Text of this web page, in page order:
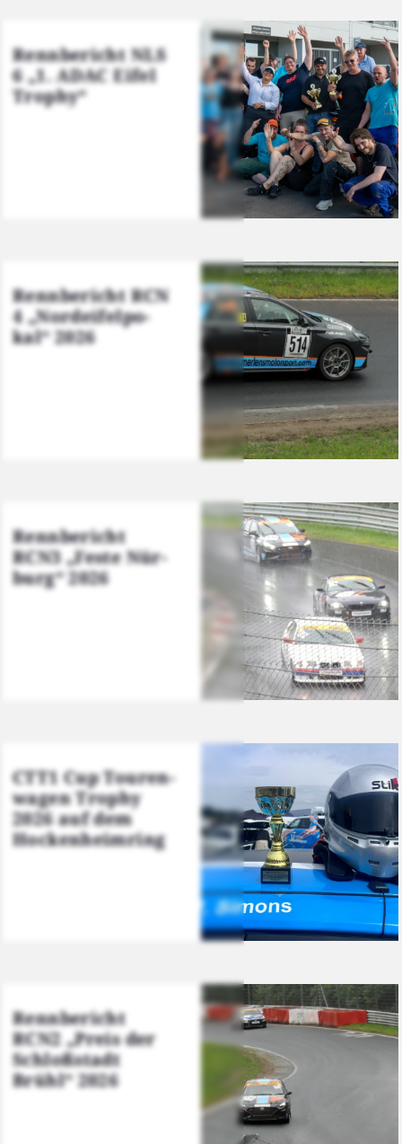
Renn­be­richt NLS
6 „1. ADAC Eifel
Tro­phy“
Renn­be­richt RCN
4 „Nord­ei­fel­po­
kal“ 2026
Renn­be­richt
RCN3 „Fes­te Nür­
burg“ 2026
CTT1 Cup Tou­ren­
wa­gen Tro­phy
2026 auf dem
Hocken­heim­ring
Renn­be­richt
RCN2 „Preis der
Schloß­stadt
Brühl“ 2026